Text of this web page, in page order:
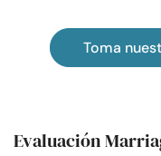
Toma
Evaluación